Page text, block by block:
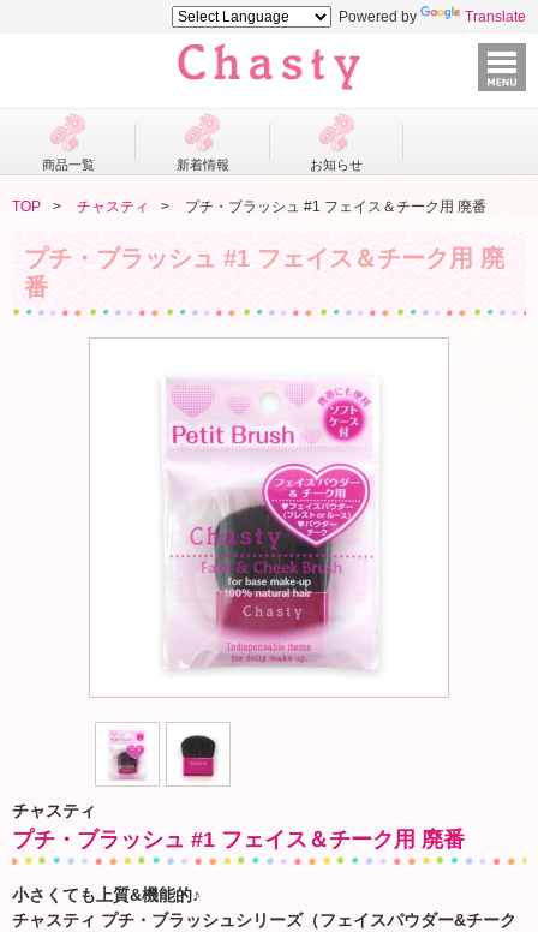
Powered by Translate
商品一覧 新着情報 お知らせ
TOP チャスティ プチ・ブラッシュ #1 フェイス＆チーク用 廃番
プチ・ブラッシュ #1 フェイス＆チーク用 廃
番
チャスティ
プチ・ブラッシュ #1 フェイス＆チーク用 廃番
小さくても上質&機能的♪
チャスティ プチ・ブラッシュシリーズ（フェイスパウダー&チーク